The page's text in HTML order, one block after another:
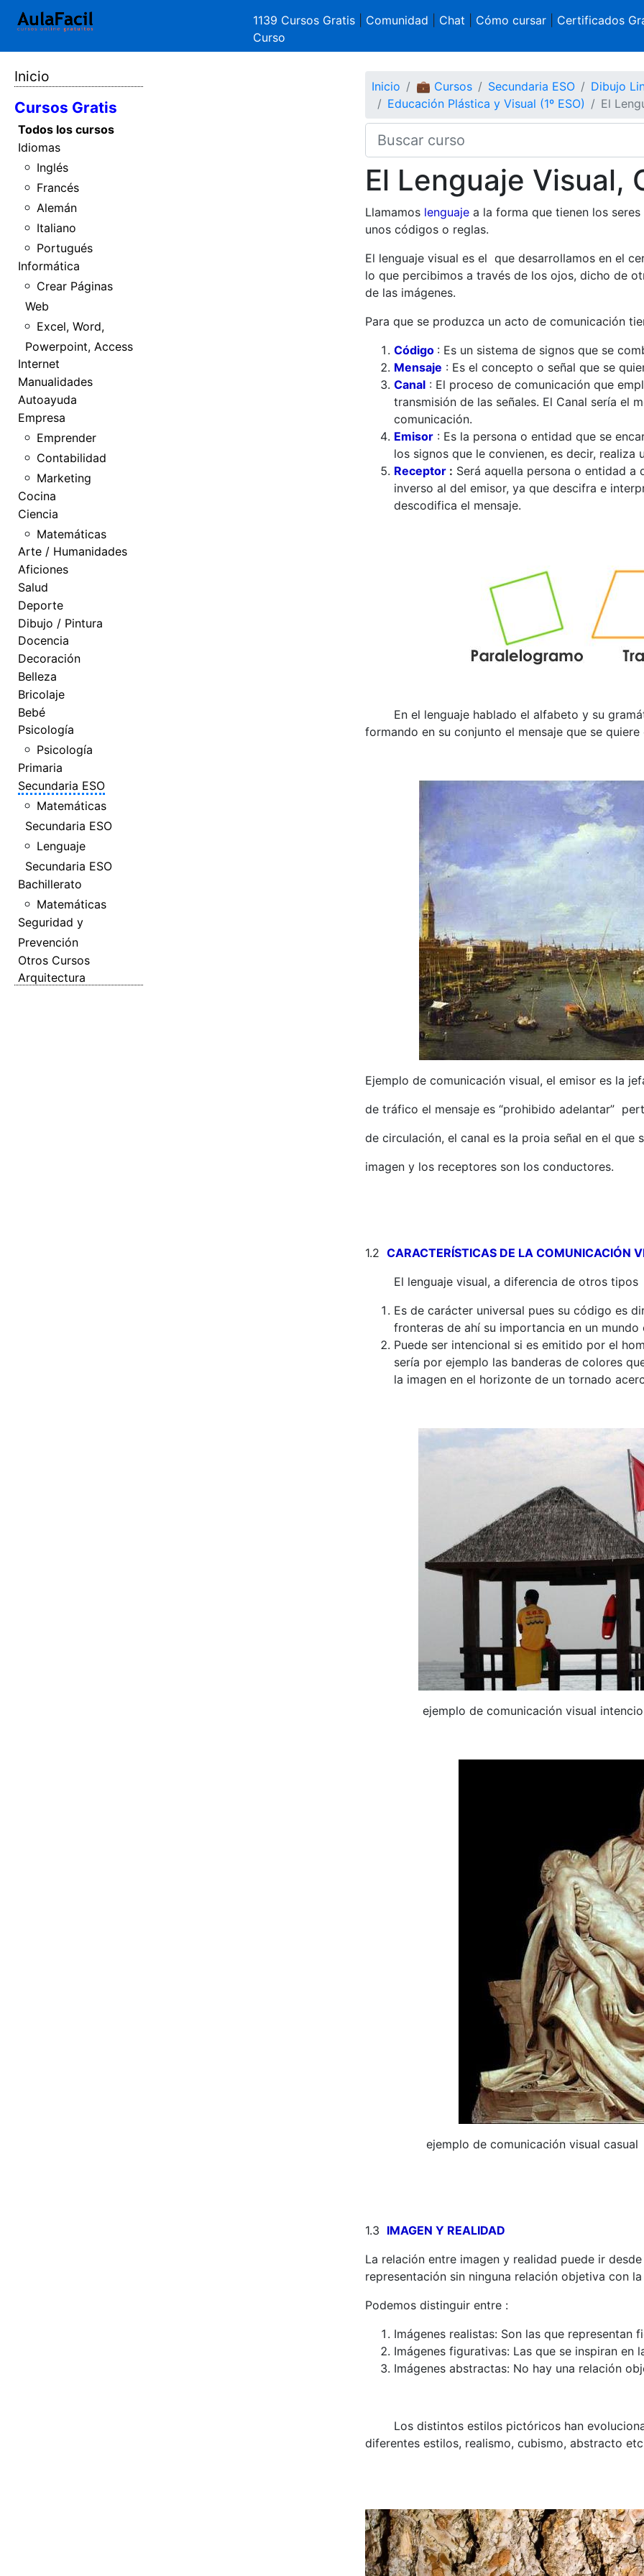
1139 Cursos Gratis Comunidad Chat Cómo cursar| Certificados
Curso
Inicio
Cursos Gratis
Todos los cursos
Idiomas
Inglés
Francés
Alemán
Italiano
Portugués
Informática
Crear Páginas
Web
Excel, Word,
Powerpoint, Access
Internet
Manualidades
Autoayuda
Empresa
Emprender
Contabilidad
Marketing
Cocina
Ciencia
Matemáticas
Arte / Humanidades
Aficiones
Salud
Deporte
Dibujo / Pintura
Docencia
Decoración
Belleza
Bricolaje
Bebé
Psicología
Psicología
Primaria
Secundaria ESO
Matemáticas
Secundaria ESO
Lenguaje
Secundaria ESO
Bachillerato
Matemáticas
Seguridad y
Prevención
Otros Cursos
Arquitectura
Inicio 💼 Cursos Secundaria ESO
Dibujo
Educación Plástica y Visual (1º ESO)
El
El Lenguaje Visual,
Llamamos lenguajea la forma que tienen los seres
unos códigos o reglas.
El lenguaje visual es el que desarrollamos en el
lo que percibimos a través de los ojos, dicho de
de las imágenes.
Para que se produzca un acto de comunicación
Código : Es un sistema de signos que se
Mensaje : Es el concepto o señal que se
Canal: El proceso de comunicación que
transmisión de las señales. El Canal sería el
comunicación.
Emisor: Es la persona o entidad que se
los signos que le convienen, es decir,
Receptor : Será aquella persona o entidad
inverso al del emisor, ya que descifra e
descodifica el mensaje.
En el lenguaje hablado el alfabeto y su
formando en su conjunto el mensaje que se
Ejemplo de comunicación visual, el emisor es la
de tráfico el mensaje es “prohibido adelantar”
de circulación, el canal es la proia señal en el que
imagen y los receptores son los conductores.
1.2 CARACTERÍSTICAS DE LA COMUNICACIÓN
El lenguaje visual, a diferencia de otros tipos
Es de carácter universal pues su código es
fronteras de ahí su importancia en un
Puede ser intencional si es emitido por el
sería por ejemplo las banderas de colores
la imagen en el horizonte de un tornado
ejemplo de comunicación visual
ejemplo de comunicación visual casual
1.3 IMAGEN Y REALIDAD
La relación entre imagen y realidad puede ir
representación sin ninguna relación objetiva con
Podemos distinguir entre :
Imágenes realistas: Son las que representan
Imágenes figurativas: Las que se inspiran en
Imágenes abstractas: No hay una relación
Los distintos estilos pictóricos han
diferentes estilos, realismo, cubismo, abstracto